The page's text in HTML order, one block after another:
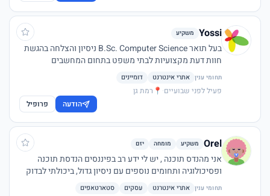
Yossi משקיע
בעל תואר B.Sc. Computer Science ניסיון והצלחה בהגשת
חוות דעת מקצועיות לבתי משפט בתחום המחשבים
והאינטרנט משנת 2011. שרותי החברה: הקמת אתרים,
חנויות וירטואליות, פרסום ממומן בגוגל, קידום בגוגל , פרסום
בפייסבוק, קמפיין שיווק בווטסאפ, פרסום ב-WAZE, הקמה
וניהול עמודי פייסבוק, הדרכות לעסקים וחברות, הקמת ערוץ
יוטיוב, שיווק בטוויטר, הפקת סרטוני וידאו, שרותי יעוץ
תחומי ענין אתרי אינטרנט דומיינים
פעיל לפני שבועיים·
📍 רמת גן
הודעה
פרופיל
Orel משקיע מומחה יזם
אני מהנדס תוכנה , יש לי ידע רב בפיננסים הנדסת תוכנה
ופסיכולוגיה ותחומים נוספים עם ניסיון גדול, ביכולתי לבדוק
פרוייקט ,לקדם אותו במידת הצורך וגם להכריז עליו ככישלון
תחומי ענין אתרי אינטרנט עסקים סטארטאפים